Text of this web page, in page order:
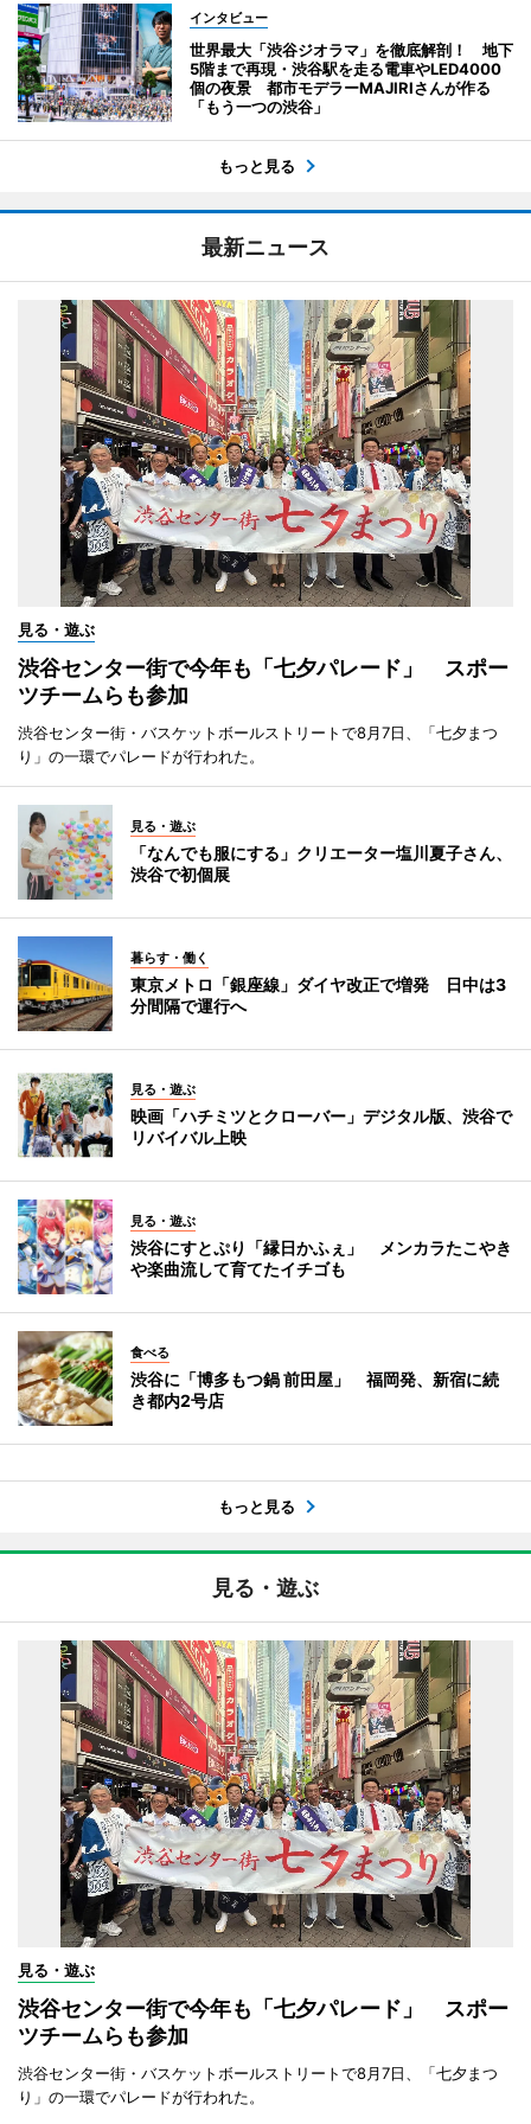
インタビュー
世界最大「渋谷ジオラマ」を徹底解剖！ 地下
5階まで再現・渋谷駅を走る電車やLED4000
個の夜景 都市モデラーMAJIRIさんが作る
「もう一つの渋谷」
もっと見る
最新ニュース
見る・遊ぶ
渋谷センター街で今年も「七夕パレード」 スポー
ツチームらも参加
渋谷センター街・バスケットボールストリートで8月7日、「七夕まつ
り」の一環でパレードが行われた。
見る・遊ぶ
「なんでも服にする」クリエーター塩川夏子さん、
渋谷で初個展
暮らす・働く
東京メトロ「銀座線」ダイヤ改正で増発 日中は3
分間隔で運行へ
見る・遊ぶ
映画「ハチミツとクローバー」デジタル版、渋谷で
リバイバル上映
見る・遊ぶ
渋谷にすとぷり「縁日かふぇ」 メンカラたこやき
や楽曲流して育てたイチゴも
食べる
渋谷に「博多もつ鍋 前田屋」 福岡発、新宿に続
き都内2号店
もっと見る
見る・遊ぶ
見る・遊ぶ
渋谷センター街で今年も「七夕パレード」 スポー
ツチームらも参加
渋谷センター街・バスケットボールストリートで8月7日、「七夕まつ
り」の一環でパレードが行われた。